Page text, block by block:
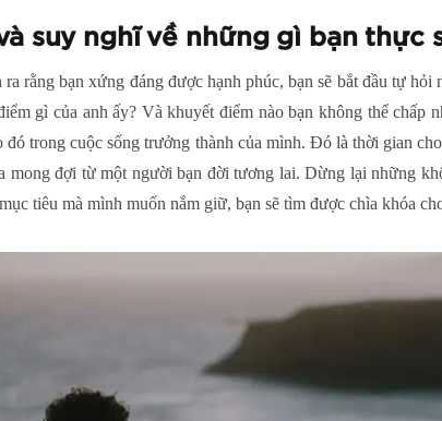
suy nghĩ về những gì bạn thực
rằng bạn xứng đáng được hạnh phúc, bạn sẽ bắt đầu tự
gì của anh ấy? Và khuyết điểm nào bạn không thể chấp
đó trong cuộc sống trưởng thành của mình. Đó là thời gian
mong đợi từ một người bạn đời tương lai. Dừng lại những
tiêu mà mình muốn nắm giữ, bạn sẽ tìm được chìa khóa